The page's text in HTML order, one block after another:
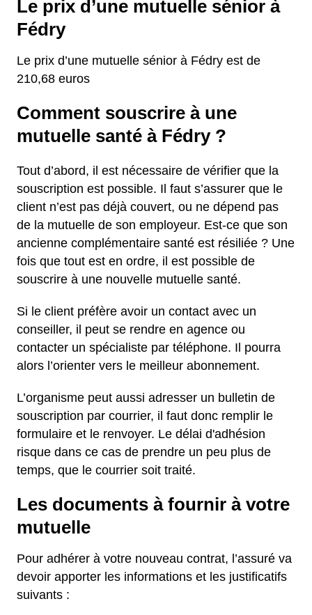
Le prix d’une mutuelle sénior à
Fédry
Le prix d’une mutuelle sénior à Fédry est de
210,68 euros
Comment souscrire à une
mutuelle santé à Fédry ?
Tout d’abord, il est nécessaire de vérifier que la
souscription est possible. Il faut s’assurer que le
client n’est pas déjà couvert, ou ne dépend pas
de la mutuelle de son employeur. Est-ce que son
ancienne complémentaire santé est résiliée ? Une
fois que tout est en ordre, il est possible de
souscrire à une nouvelle mutuelle santé.
Si le client préfère avoir un contact avec un
conseiller, il peut se rendre en agence ou
contacter un spécialiste par téléphone. Il pourra
alors l’orienter vers le meilleur abonnement.
L’organisme peut aussi adresser un bulletin de
souscription par courrier, il faut donc remplir le
formulaire et le renvoyer. Le délai d'adhésion
risque dans ce cas de prendre un peu plus de
temps, que le courrier soit traité.
Les documents à fournir à votre
mutuelle
Pour adhérer à votre nouveau contrat, l’assuré va
devoir apporter les informations et les justificatifs
suivants :